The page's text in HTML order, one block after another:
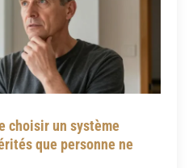
choisir un système
que personne ne